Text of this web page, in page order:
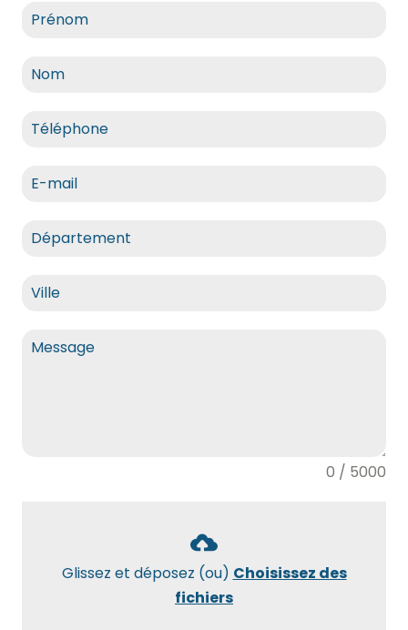
0 / 5000
Glissez et déposez (ou) Choisissez des
fichiers